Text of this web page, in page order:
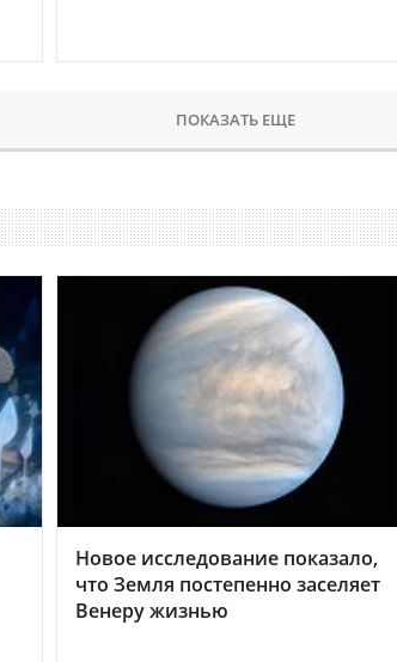
ПОКАЗАТЬ ЕЩЕ
Новое исследование показало,
что Земля постепенно заселяет
Венеру жизнью